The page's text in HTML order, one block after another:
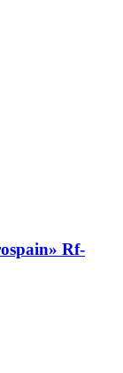
Rf-